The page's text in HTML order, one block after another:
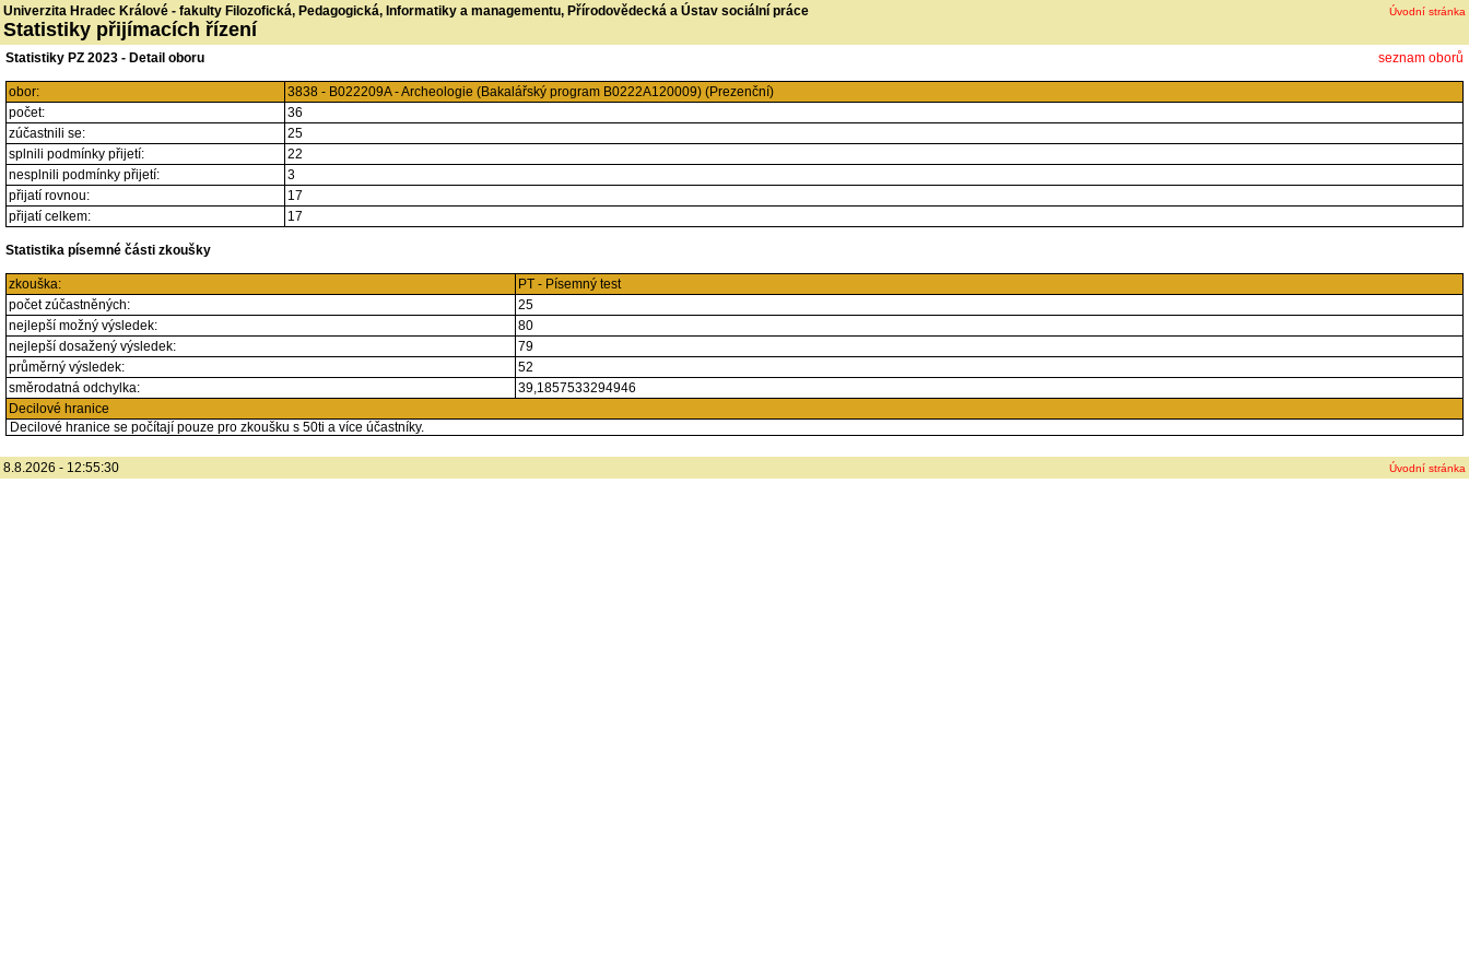
Univerzita Hradec Králové - fakulty Filozofická, Pedagogická, Informatiky a managementu, Přírodovědecká a Ústav sociální práce
Statistiky přijímacích řízení
Úvodní stránka
seznam oborů
Statistiky PZ 2023 - Detail oboru
obor:
3838 - B022209A - Archeologie (Bakalářský program B0222A120009) (Prezenční)
počet:
36
zúčastnili se:
25
splnili podmínky přijetí:
22
nesplnili podmínky přijetí:
3
přijatí rovnou:
17
přijatí celkem:
17
Statistika písemné části zkoušky
zkouška:
PT - Písemný test
počet zúčastněných:
25
nejlepší možný výsledek:
80
nejlepší dosažený výsledek:
79
průměrný výsledek:
52
směrodatná odchylka:
39,1857533294946
Decilové hranice
Decilové hranice se počítají pouze pro zkoušku s 50ti a více účastníky.
8.8.2026 - 12:55:30 Úvodní stránka